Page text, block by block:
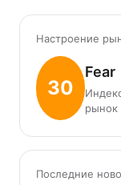
Настроение
30
Fear
рынок
Последние